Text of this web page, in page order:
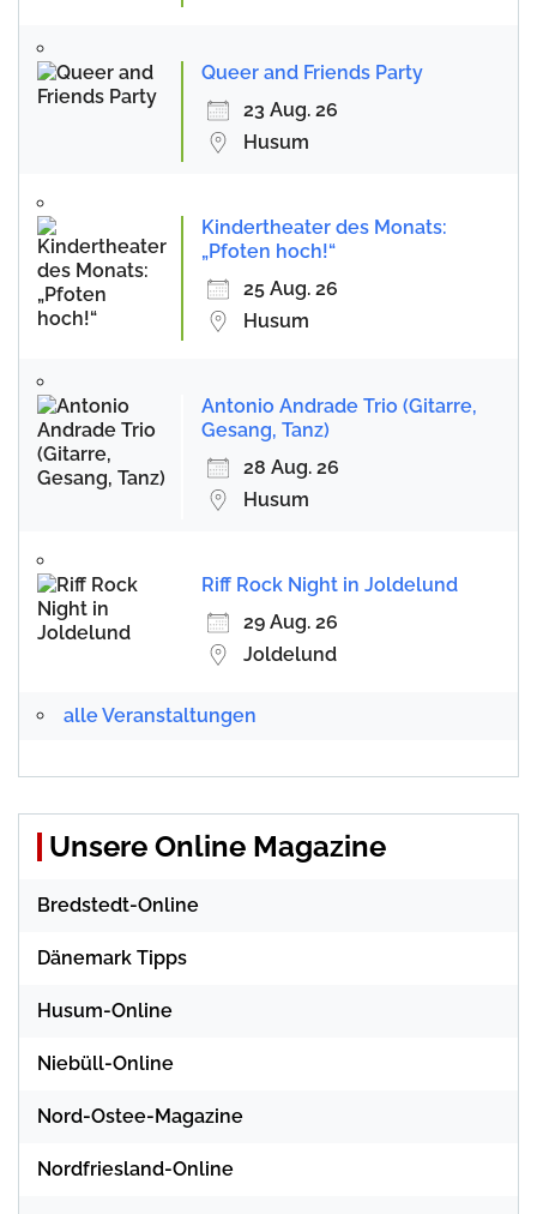
Queer and Friends Party
23 Aug. 26
Husum
Kindertheater des Monats:
„Pfoten hoch!“
25 Aug. 26
Husum
Antonio Andrade Trio (Gitarre,
Gesang, Tanz)
28 Aug. 26
Husum
Riff Rock Night in Joldelund
29 Aug. 26
Joldelund
alle Veranstaltungen
Unsere Online Magazine
Bredstedt-Online
Dänemark Tipps
Husum-Online
Niebüll-Online
Nord-Ostee-Magazine
Nordfriesland-Online